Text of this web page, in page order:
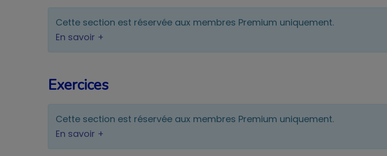
Cette section est réservée aux membres Premium uniquement.
En savoir +
Exercices
Cette section est réservée aux membres Premium uniquement.
En savoir +